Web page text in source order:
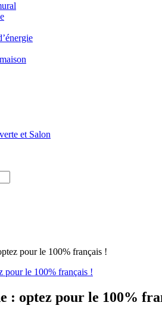
et Salon
pour le 100% français !
: optez pour le 100%